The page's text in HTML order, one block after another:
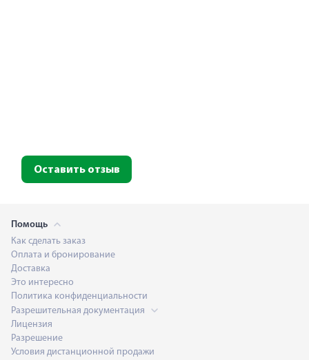
Оставить отзыв
Помощь
Как сделать заказ
Оплата и бронирование
Доставка
Это интересно
Политика конфиденциальности
Разрешительная документация
Лицензия
Разрешение
Условия дистанционной продажи